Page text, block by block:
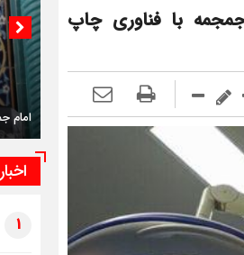
با فناوری چاپ
امام
1